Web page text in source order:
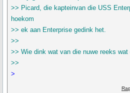
>> Picard, die kapteinvan die USS
hoekom
>> ek aan Enterprise gedink het.
>>
>> Wie dink wat van die nuwe reeks
>>
>